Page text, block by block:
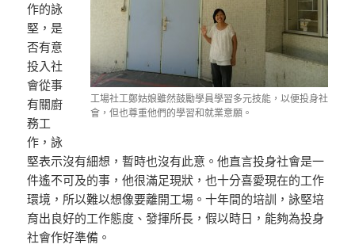
工場社工鄭姑娘雖然鼓勵學員學習多元技能，以便投身社
會，但也尊重他們的學習和就業意願。
作的詠
堅，是
否有意
投入社
會從事
有關廚
務工
作，詠
堅表示沒有細想，暫時也沒有此意。他直言投身社會是一
件遙不可及的事，他很滿足現狀，也十分喜愛現在的工作
環境，所以難以想像要離開工場。十年間的培訓，詠堅培
育出良好的工作態度、發揮所長，假以時日，能夠為投身
社會作好準備。